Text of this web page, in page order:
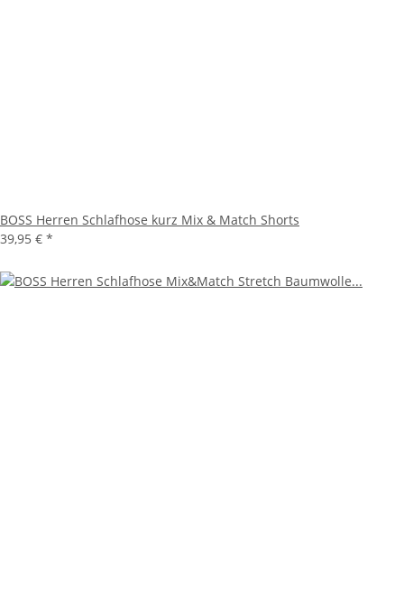
BOSS Herren Schlafhose kurz Mix & Match Shorts
39,95 € *